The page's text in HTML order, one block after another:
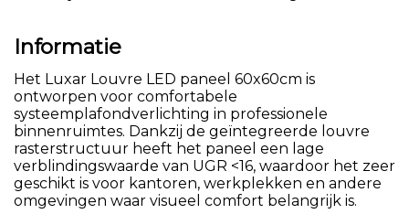
Informatie
Het Luxar Louvre LED paneel 60x60cm is
ontworpen voor comfortabele
systeemplafondverlichting in professionele
binnenruimtes. Dankzij de geïntegreerde louvre
rasterstructuur heeft het paneel een lage
verblindingswaarde van UGR <16, waardoor het zeer
geschikt is voor kantoren, werkplekken en andere
omgevingen waar visueel comfort belangrijk is.